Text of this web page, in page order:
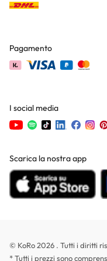
Pagamento
I social media
Scarica la nostra app
© KoRo 2026 . Tutti i diritti
* Tutti i prezzi sono